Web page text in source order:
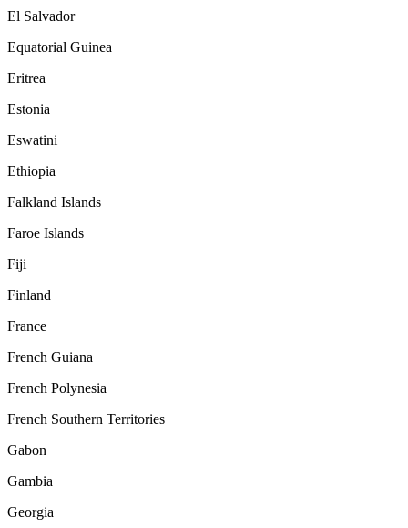
El Salvador
Equatorial Guinea
Eritrea
Estonia
Eswatini
Ethiopia
Falkland Islands
Faroe Islands
Fiji
Finland
France
French Guiana
French Polynesia
French Southern Territories
Gabon
Gambia
Georgia